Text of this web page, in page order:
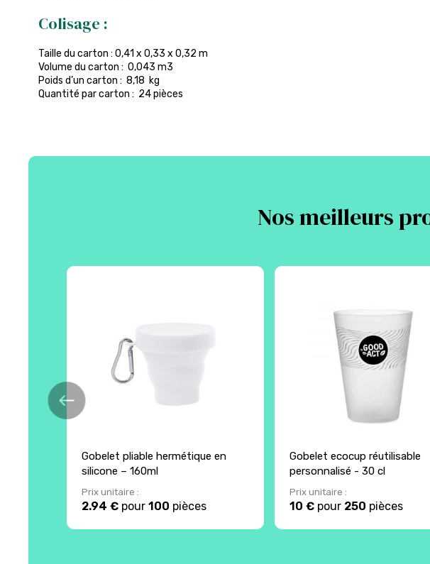
Colisage :
Taille du carton : 0,41 x 0,33 x 0,32 m
Volume du carton : 0,043 m3
Poids d’un carton : 8,18 kg
Quantité par carton : 24 pièces
Nos meilleurs
Gobelet pliable hermétique en
silicone – 160ml
Prix unitaire :
2.94 € pour100 pièces
Gobelet ecocup réutilisable
personnalisé - 30 cl
Prix unitaire :
10 €pour 250 pièces